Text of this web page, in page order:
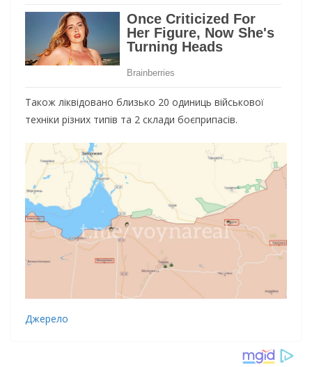
Також ліквідовано близько 20 одиниць військової
техніки різних типів та 2 склади боєприпасів.
Джерело